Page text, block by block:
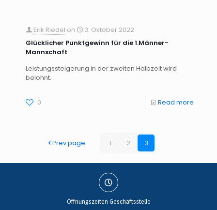
Erik Riedel on
3. Oktober 2022
Glücklicher Punktgewinn für die 1.Männer-
Mannschaft
Leistungssteigerung in der zweiten Halbzeit wird
belohnt.
0 Read more
Prev page 1 2 3
Öffnungszeiten Geschäftsstelle